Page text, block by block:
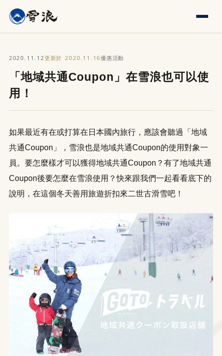
2020.11.12 更新於 2020.11.16優惠活動
「地域共通Coupon」在雪浪也可以使
用！
如果最近有在或打算在日本國內旅行，應該會聽過「地域
共通Coupon」，雪浪也是地域共通Coupon的使用對象一
員。要怎麼樣才可以獲得地域共通Coupon？有了地域共通
Coupon後要怎麼在雪浪使用？快來跟我們一起看看底下的
說明，在這個冬天善用旅遊折扣來二世古滑雪吧！